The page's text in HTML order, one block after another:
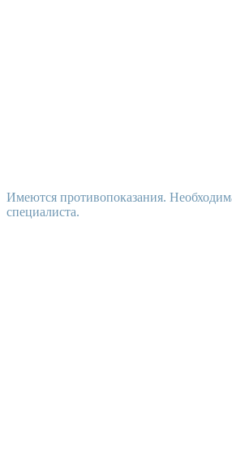
Имеются противопоказания.
специалиста.